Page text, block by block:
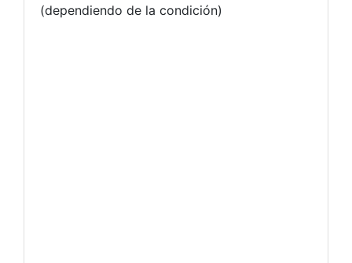
(dependiendo de la condición)